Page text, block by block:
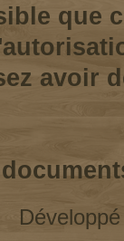
que
avoir